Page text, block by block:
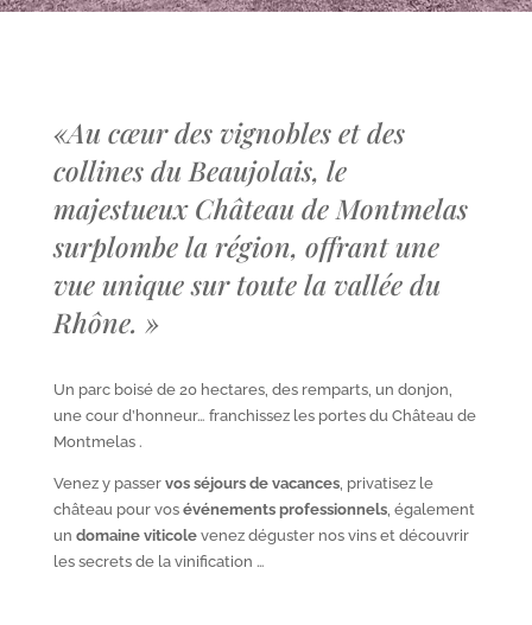
«Au cœur des vignobles et des
collines du Beaujolais, le
majestueux Château de Montmelas
surplombe la région, offrant une
vue unique sur toute la vallée du
Rhône. »
Un parc boisé de 20 hectares, des remparts, un donjon,
une cour d’honneur… franchissez les portes du Château de
Montmelas .
Venez y passer vos séjours de vacances, privatisez le
château pour vos événements professionnels, également
un domaine viticolevenez déguster nos vins et découvrir
les secrets de la vinification …